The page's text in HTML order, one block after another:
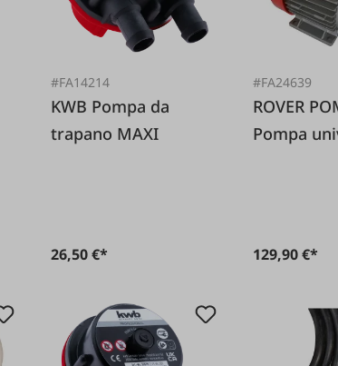
#FA14214
KWB Pompa da
trapano MAXI
26,50 €*
#FA24639
ROVER
Pompa
129,90 €*